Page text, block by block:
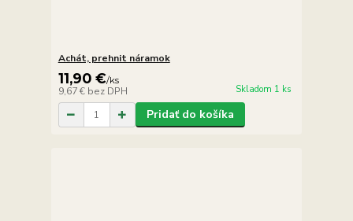
Achát, prehnit náramok
11,90 €/ks
9,67 € bez DPH Skladom 1 ks
Pridať do košíka